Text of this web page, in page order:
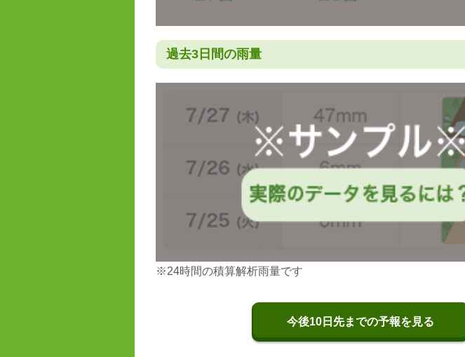
過去3日間の雨量
※24時間の積算解析雨量です
今後10日先までの予報を見る